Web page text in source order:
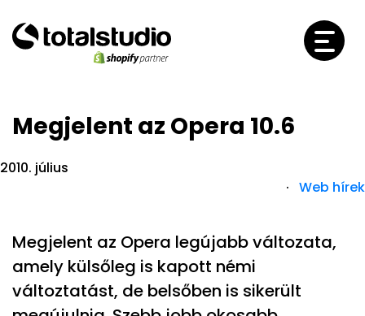
Megjelent az Opera 10.6
2010. július
· Web hírek
Megjelent az Opera legújabb változata,
amely külsőleg is kapott némi
változtatást, de belsőben is sikerült